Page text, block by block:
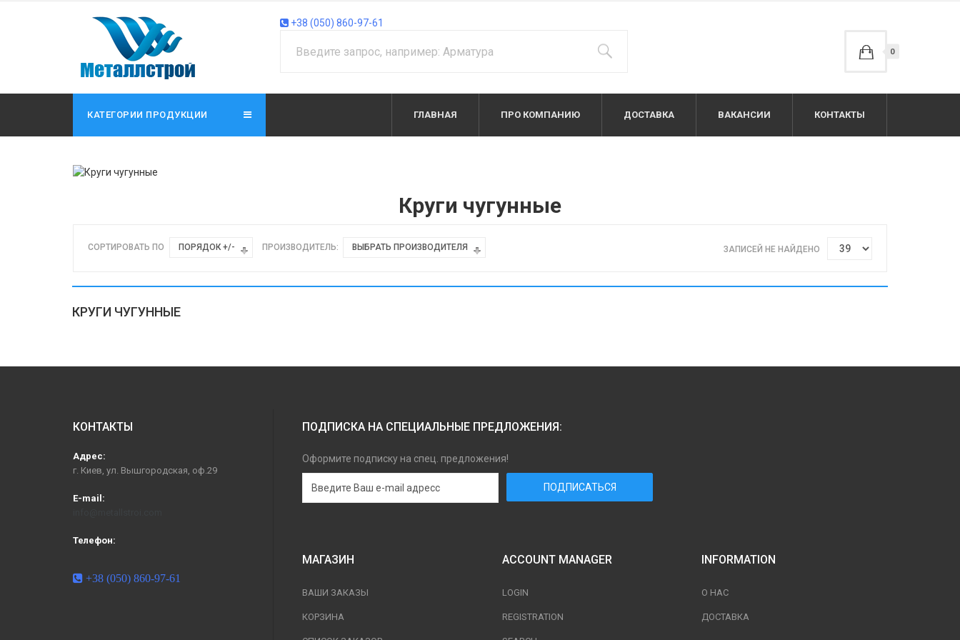
+38 (050) 860-97-61
0
КАТЕГОРИИ ПРОДУКЦИИ ГЛАВНАЯ ПРО КОМПАНИЮ ДОСТАВКА ВАКАНСИИ КОНТАКТЫ
Круги чугунные
СОРТИРОВАТЬ ПО ПОРЯДОК +/- ПРОИЗВОДИТЕЛЬ: ВЫБРАТЬ ПРОИЗВОДИТЕЛЯ ЗАПИСЕЙ НЕ НАЙДЕНО
КРУГИ ЧУГУННЫЕ
КОНТАКТЫ
Адрес:
г. Киев, ул. Вышгородская, оф.29
E-mail:
Телефон:
+38 (050) 860-97-61
ПОДПИСКА НА СПЕЦИАЛЬНЫЕ ПРЕДЛОЖЕНИЯ:
Оформите подписку на спец. предложения!
МАГАЗИН
ВАШИ ЗАКАЗЫ
КОРЗИНА
ACCOUNT MANAGER
LOGIN
REGISTRATION
INFORMATION
О НАС
ДОСТАВКА